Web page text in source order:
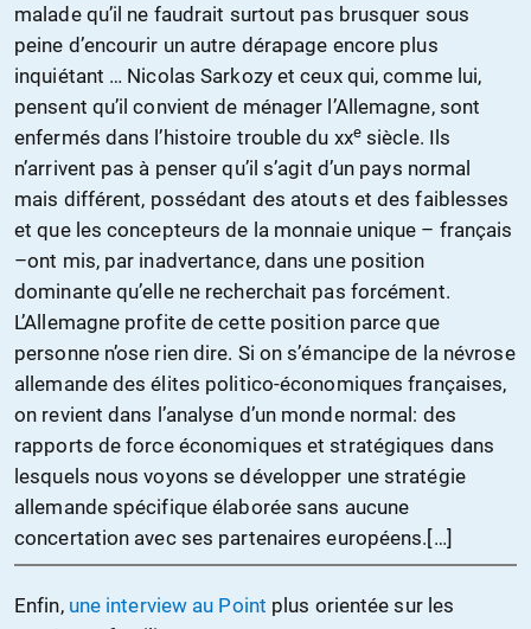
malade qu’il ne faudrait surtout pas brusquer sous
peine d’encourir un autre dérapage encore plus
inquiétant … Nicolas Sarkozy et ceux qui, comme lui,
pensent qu’il convient de ménager l’Allemagne, sont
enfermés dans l’histoire trouble du xxesiècle. Ils
n’arrivent pas à penser qu’il s’agit d’un pays normal
mais différent, possédant des atouts et des faiblesses
et que les concepteurs de la monnaie unique – français
–ont mis, par inadvertance, dans une position
dominante qu’elle ne recherchait pas forcément.
L’Allemagne profite de cette position parce que
personne n’ose rien dire. Si on s’émancipe de la névrose
allemande des élites politico-économiques françaises,
on revient dans l’analyse d’un monde normal: des
rapports de force économiques et stratégiques dans
lesquels nous voyons se développer une stratégie
allemande spécifique élaborée sans aucune
concertation avec ses partenaires européens.[…]
Enfin, une interview au Point plus orientée sur les